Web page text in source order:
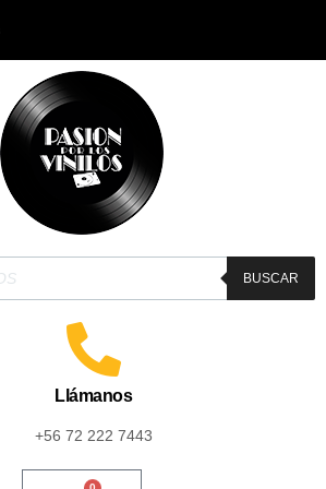
BUSCAR
Llámanos
+56 72 222 7443